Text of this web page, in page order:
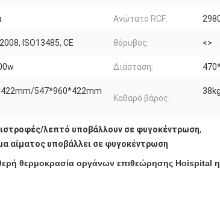
Ανώτατο RCF:
ISO13485, CE θόρυβος: <>
Διάσταση:
547*960*422mm
Καθαρό βάρος:
λεπτό υποβάλλουν σε φυγοκέντρωση,
αίματος υποβάλλει σε φυγοκέντρωση
θερμοκρασία οργάνων επιθεώρησης Hoispital η